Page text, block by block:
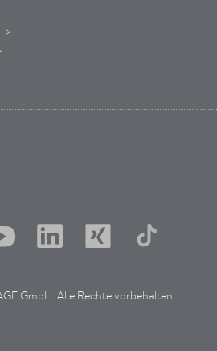
>
GmbH. Alle Rechte vorbehalten.